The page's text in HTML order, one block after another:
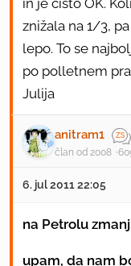
znižala na 1/3,
lepo. To se
po polletnem
Julija
anitram1
član od 2008
6. jul 2011 22:05
na Petrolu
upam, da nam